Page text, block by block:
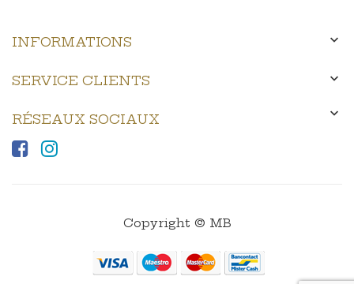
INFORMATIONS 
SERVICE CLIENTS 
RÉSEAUX SOCIAUX 
Copyright © MB